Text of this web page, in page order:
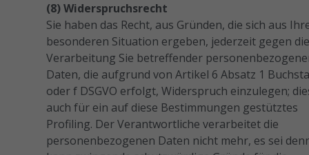
(8) Widerspruchsrecht
Sie haben das Recht, aus Gründen, die sich aus
besonderen Situation ergeben, jederzeit gegen
Verarbeitung Sie betreffender
Daten, die aufgrund von Artikel 6 Absatz 1
oder f DSGVO erfolgt, Widerspruch einzulegen;
auch für ein auf diese Bestimmungen gestütztes
Profiling. Der Verantwortliche verarbeitet die
personenbezogenen Daten nicht mehr, es sei